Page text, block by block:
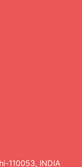
110053, INDIA